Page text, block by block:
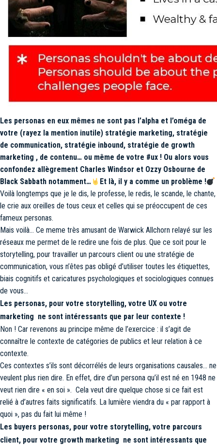
Les personas en eux mêmes ne sont pas l’alpha et l’oméga de
votre (rayez la mention inutile) stratégie marketing, stratégie
de communication, stratégie inbound, stratégie de growth
marketing , de contenu… ou même de votre #ux ! Ou alors vous
confondez allègrement Charles Windsor et Ozzy Osbourne de
Black Sabbath notamment…
Et là, il y a comme un problème !
Voilà longtemps que je le dis, le professe, le redis, le scande, le chante,
le crie aux oreilles de tous ceux et celles qui se préoccupent de ces
fameux personas.
Mais voilà… Ce meme très amusant de Warwick Allchorn relayé sur les
réseaux me permet de le redire une fois de plus. Que ce soit pour le
storytelling, pour travailler un parcours client ou une stratégie de
communication, vous n’êtes pas obligé d’utiliser toutes les étiquettes,
biais cognitifs et caricatures psychologiques et sociologiques connues
de vous…
Les personas, pour votre storytelling, votre UX ou votre
marketing ne sont intéressants que par leur contexte !
Non ! Car revenons au principe même de l’exercice : il s’agit de
connaître le contexte de catégories de publics et leur relation à ce
contexte.
Ces contextes s’ils sont décorrélés de leurs organisations causales… ne
veulent plus rien dire. En effet, dire d’un persona qu’il est né en 1948 ne
veut rien dire « en soi ». Cela veut dire quelque chose si ce fait est
relié à d’autres faits significatifs. La lumière viendra du « par rapport à
quoi », pas du fait lui même !
Les buyers personas, pour votre storytelling, votre parcours
client, pour votre growth marketing ne sont intéressants que